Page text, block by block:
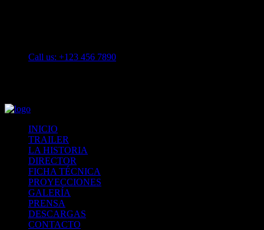
Call us: +123 456 7890
INICIO
TRAILER
LA HISTORIA
DIRECTOR
FICHA TÉCNICA
PROYECCIONES
GALERÍA
PRENSA
DESCARGAS
CONTACTO